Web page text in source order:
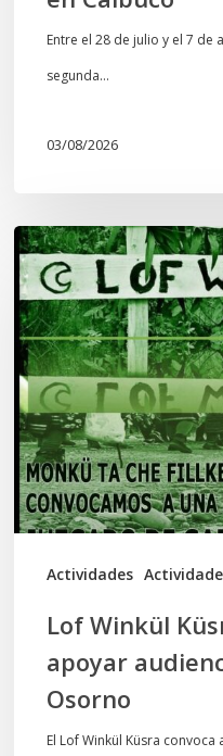
Entre el 28 de julio y el 7 de
segunda…
03/08/2026
Actividades
Lof
Winkül
Küsra
convoca
a
apoyar
audiencia
en
Juzgado
Lof Winkül
apoyar
Osorno
El Lof Winkül Küsra